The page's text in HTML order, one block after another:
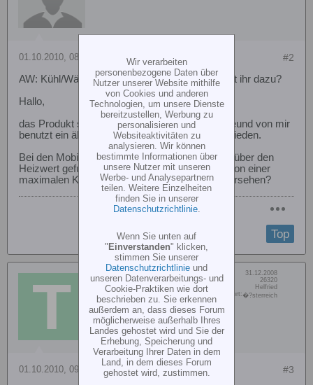
#2
01.10.2010, 08:35
AW: Kühl/Wärmeboxen von Mobicool: Was sagt ihr dazu?
Hallo,
das Produkt selbst kenne ich nicht. Aber ein Freund von mir
benutzt ein ähnliches Produkt und ist damit zufrieden.
Bei den Mobicool habe ich aber keine Angaben über den
Heizwert gefunden... die schreiben immer nur von einer
maximalen Kühlleistung. Habe ich das was übersehen?
Top
Taumel S.
Senior Member
Dabei seit:
31.12.2008
Beiträge:
26320
Vorname:
Helfried
Wohn/Flugort: �?sterreich
#3
01.10.2010, 09:02
Wir verarbeiten
personenbezogene Daten über
Nutzer unserer Website mithilfe
von Cookies und anderen
Technologien, um unsere Dienste
bereitzustellen, Werbung zu
personalisieren und
Websiteaktivitäten zu
analysieren. Wir können
bestimmte Informationen über
unsere Nutzer mit unseren
Werbe- und Analysepartnern
teilen. Weitere Einzelheiten
finden Sie in unserer
Datenschutzrichtlinie.
Wenn Sie unten auf
"Einverstanden" klicken,
stimmen Sie unserer
Datenschutzrichtlinie und
unseren Datenverarbeitungs- und
Cookie-Praktiken wie dort
beschrieben zu. Sie erkennen
außerdem an, dass dieses Forum
möglicherweise außerhalb Ihres
Landes gehostet wird und Sie der
Erhebung, Speicherung und
Verarbeitung Ihrer Daten in dem
Land, in dem dieses Forum
gehostet wird, zustimmen.